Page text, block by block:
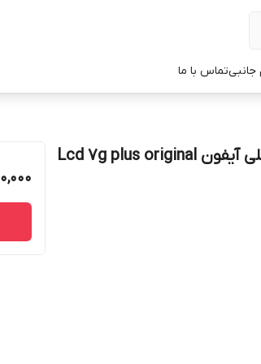
جانبیتماس با ما
قیمت و خرید تاچ ال سی دی اصلی آیفون Lcd 7g plus original